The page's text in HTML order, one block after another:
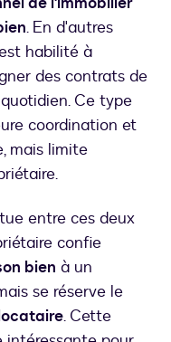
. En d'autres
habilité à
des contrats de
Ce type
coordination et
mais limite
entre ces deux
confie
bien à un
se réserve le
. Cette